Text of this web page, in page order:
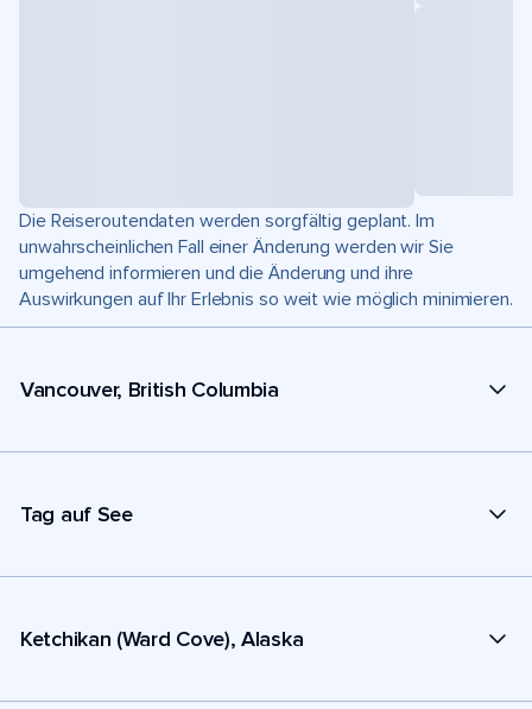
Die Reiseroutendaten werden sorgfältig geplant. Im
unwahrscheinlichen Fall einer Änderung werden wir Sie
umgehend informieren und die Änderung und ihre
Auswirkungen auf Ihr Erlebnis so weit wie möglich minimieren.
Vancouver, British Columbia
Tag auf See
Ketchikan (Ward Cove), Alaska